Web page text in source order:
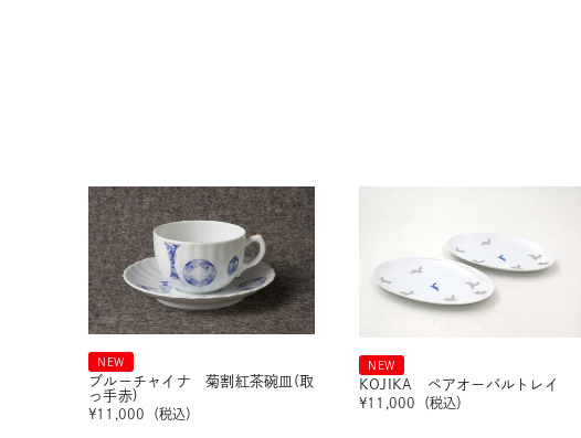
NEW
ブルーチャイナ 菊割紅茶碗皿(取
っ手赤)
¥11,000 （税込）
NEW
KOJIKA ペアオーバルトレイ
¥11,000 （税込）